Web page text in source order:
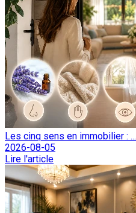
Les cinq sens en immobilier : ...
2026-08-05
Lire l'article